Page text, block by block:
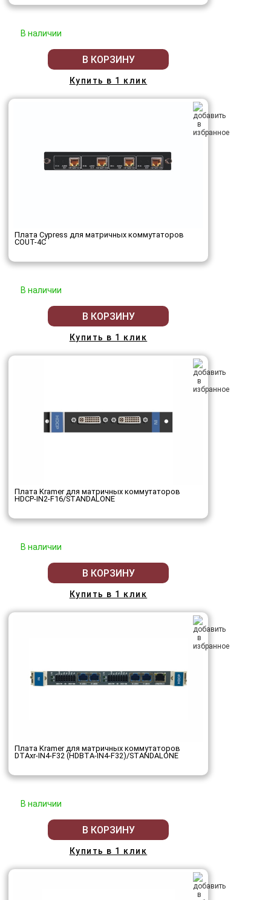
В наличии
В КОРЗИНУ
Купить в 1 клик
Плата Cypress для матричных коммутаторов
COUT-4C
В наличии
В КОРЗИНУ
Купить в 1 клик
Плата Kramer для матричных коммутаторов
HDCP-IN2-F16/STANDALONE
В наличии
В КОРЗИНУ
Купить в 1 клик
Плата Kramer для матричных коммутаторов
DTAxr-IN4-F32 (HDBTA-IN4-F32)/STANDALONE
В наличии
В КОРЗИНУ
Купить в 1 клик